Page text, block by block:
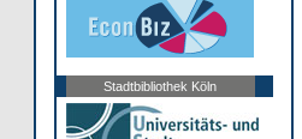
Stadtbibliothek Köln